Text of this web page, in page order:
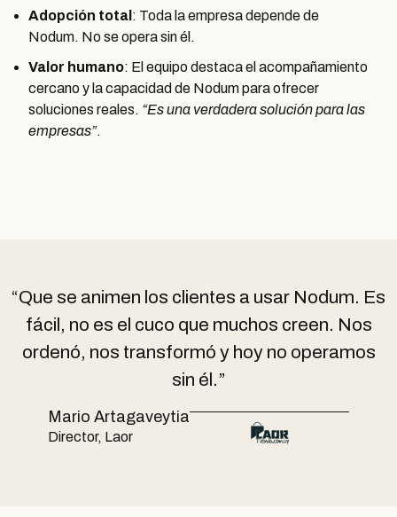
Adopción total : Toda la empresa depende de
Nodum. No se opera sin él.
Valor humano: El equipo destaca el acompañamiento
cercano y la capacidad de Nodum para ofrecer
soluciones reales. “Es una verdadera solución para las
empresas”.
“Que se animen los clientes a usar Nodum. Es
fácil, no es el cuco que muchos creen. Nos
ordenó, nos transformó y hoy no operamos
sin él.”
Mario Artagaveytia
Director, Laor